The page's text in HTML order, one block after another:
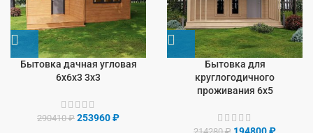
Бытовка дачная угловая
6х6х3 3х3
290410₽ 253960₽
Бытовка для
круглогодичного
проживания 6х5
194800₽